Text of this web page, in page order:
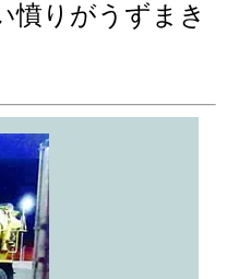
憤りがうずまき